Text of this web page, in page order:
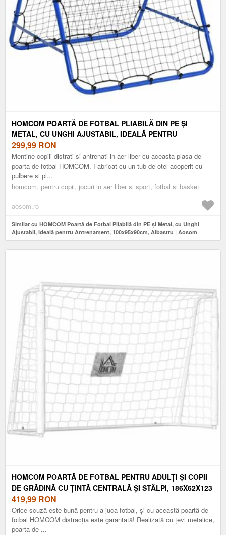
HOMCOM POARTĂ DE FOTBAL PLIABILĂ DIN PE ȘI
METAL, CU UNGHI AJUSTABIL, IDEALĂ PENTRU
ANTRENAMENT, 100X95X90CM, ALBASTRU | AOSOM
ROMANIA
299,99 RON
Mentine copiii distrati si antrenati in aer liber cu aceasta plasa de
poarta de fotbal HOMCOM. Fabricat cu un tub de otel acoperit cu
pulbere si pl...
homcom, pentru copii, jocuri in aer liber si sport, fotbal si basket
aosom.ro
Similar cu HOMCOM Poartă de Fotbal Pliabilă din PE și Metal, cu Unghi
Ajustabil, Ideală pentru Antrenament, 100x95x90cm, Albastru | Aosom
Romania
HOMCOM POARTĂ DE FOTBAL PENTRU ADULȚI ȘI COPII
DE GRĂDINĂ CU ȚINTĂ CENTRALĂ ȘI STÂLPI, 186X62X123
CM, ALB | AOSOM ROMANIA
419,99 RON
Orice scuză este bună pentru a juca fotbal, și cu această poartă de
fotbal HOMCOM distracția este garantată! Realizată cu țevi metalice,
poarta de ...